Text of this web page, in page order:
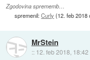
Zgodovina sprememb…
spremenil:Curly (12. feb 2018
MrStein
:: 12. feb 2018, 18:42